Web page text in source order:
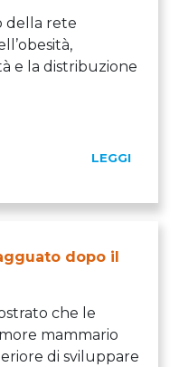
della rete
e la distribuzione
LEGGI
dopo il
che le
mammario
di sviluppare